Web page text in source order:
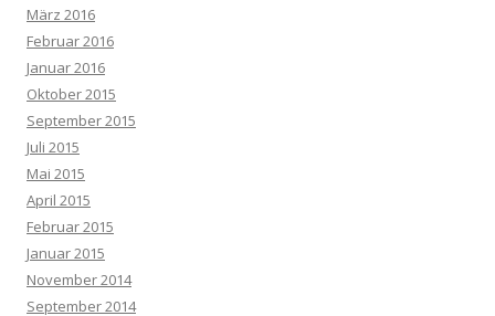
März 2016
Februar 2016
Januar 2016
Oktober 2015
September 2015
Juli 2015
Mai 2015
April 2015
Februar 2015
Januar 2015
November 2014
September 2014